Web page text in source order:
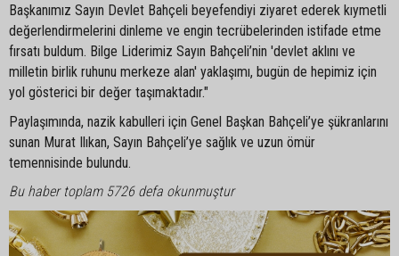
Başkanımız Sayın Devlet Bahçeli beyefendiyi ziyaret ederek kıymetli
değerlendirmelerini dinleme ve engin tecrübelerinden istifade etme
fırsatı buldum. Bilge Liderimiz Sayın Bahçeli’nin 'devlet aklını ve
milletin birlik ruhunu merkeze alan' yaklaşımı, bugün de hepimiz için
yol gösterici bir değer taşımaktadır."
Paylaşımında, nazik kabulleri için Genel Başkan Bahçeli’ye şükranlarını
sunan Murat Ilıkan, Sayın Bahçeli’ye sağlık ve uzun ömür
temennisinde bulundu.
Bu haber toplam 5726 defa okunmuştur